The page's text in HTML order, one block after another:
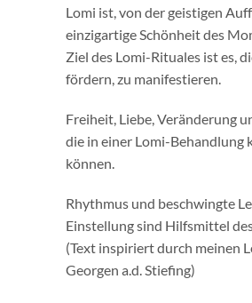
Lomi ist, von der geistigen
einzigartige Schönheit des
Ziel des Lomi-Rituales ist es,
fördern, zu manifestieren.
Freiheit, Liebe, Veränderung
die in einer Lomi-Behandlung
können.
Rhythmus und beschwingte
Einstellung sind Hilfsmittel
(Text inspiriert durch meinen
Georgen a.d. Stiefing)